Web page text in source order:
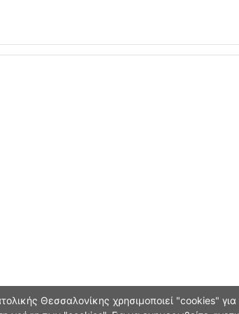
Θεσσαλονίκης χρησιμοποιεί "cookies"